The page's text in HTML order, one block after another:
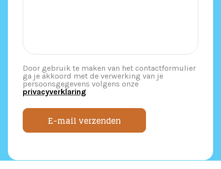
Door gebruik te maken van het contactformulier
ga je akkoord met de verwerking van je
persoonsgegevens volgens onze
privacyverklaring
E-mail verzenden